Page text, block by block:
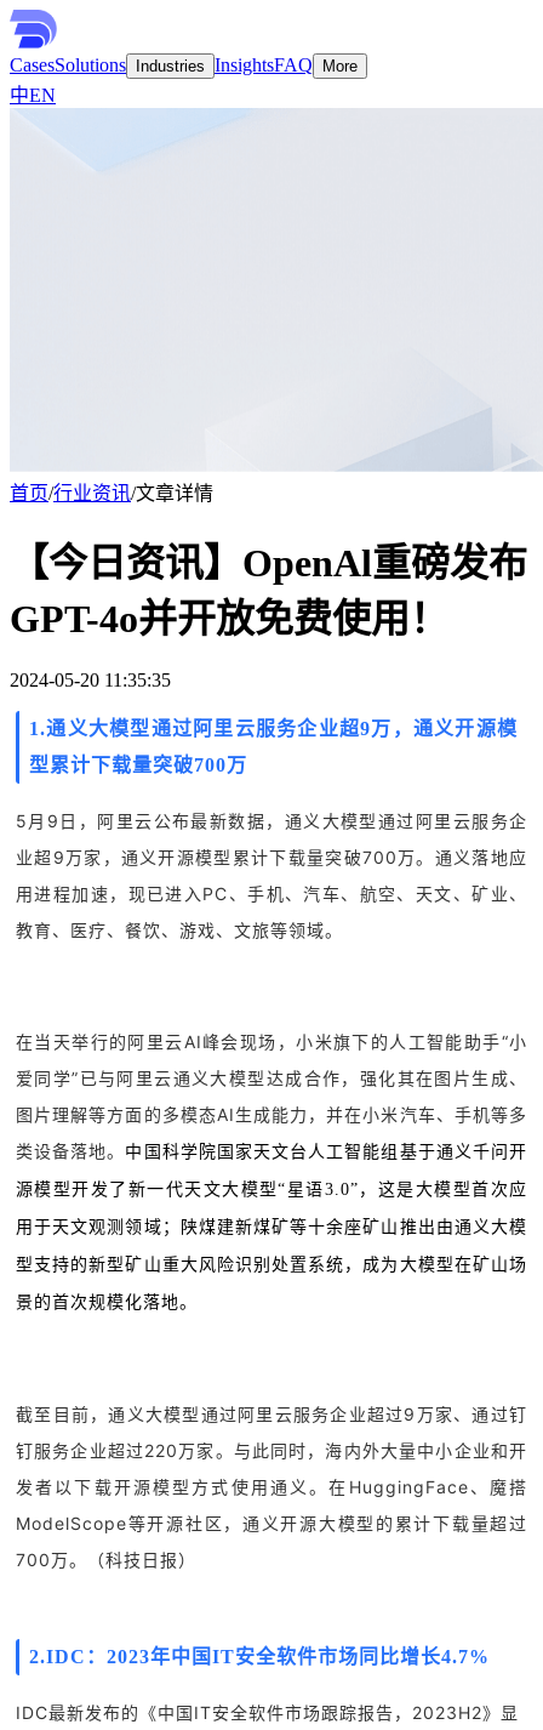
CasesSolutions Industries InsightsFAQ More
中EN
首页/行业资讯/文章详情
【今日资讯】OpenAl重磅发布
GPT-4o并开放免费使用！
2024-05-20 11:35:35
1.通义大模型通过阿里云服务企业超9万，通义开源模
型累计下载量突破700万
5月9日，阿里云公布最新数据，通义大模型通过阿里云服务企
业超9万家，通义开源模型累计下载量突破700万。通义落地应
用进程加速，现已进入PC、手机、汽车、航空、天文、矿业、
教育、医疗、餐饮、游戏、文旅等领域。
在当天举行的阿里云AI峰会现场，小米旗下的人工智能助手“小
爱同学”已与阿里云通义大模型达成合作，强化其在图片生成、
图片理解等方面的多模态AI生成能力，并在小米汽车、手机等多
类设备落地。
中国科学院国家天文台人工智能组基于通义千问开
源模型开发了新一代天文大模型“星语3.0”，这是大模型首次应
用于天文观测领域；陕煤建新煤矿等十余座矿山推出由通义大模
型支持的新型矿山重大风险识别处置系统，成为大模型在矿山场
景的首次规模化落地。
截至目前，通义大模型通过阿里云服务企业超过9万家、通过钉
钉服务企业超过220万家。与此同时，海内外大量中小企业和开
发者以下载开源模型方式使用通义。在HuggingFace、魔搭
ModelScope等开源社区，通义开源大模型的累计下载量超过
700万。（科技日报）
2.IDC：2023年中国IT安全软件市场同比增长4.7%
IDC最新发布的《中国IT安全软件市场跟踪报告，2023H2》显